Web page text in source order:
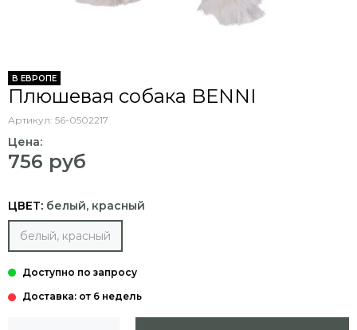
В ЕВРОПЕ
Плюшевая собака BENNI
Артикул: 56-0502217
Цена:
756 руб
ЦВЕТ: белый, красный
белый, красный
Доставка: от 6 недель